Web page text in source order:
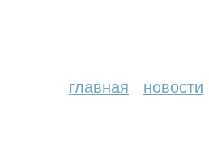
главная новости